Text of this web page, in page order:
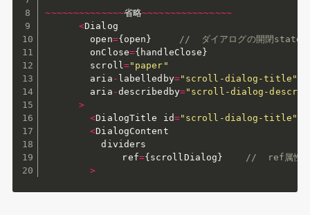
~~~~~~~~~~~~~~省略~~~~~~~~~~~~~~~~
<Dialog
        open
={open}
//  ダイアログの開閉state
        onClose
={ handleClose}
        scroll
="paper"
        aria
- labelledby="scroll-dialog-title"
        aria
-describedby="scroll-dialog-
>
<DialogTitle id="scroll-dialog-title"
<DialogContent
          dividers
ref={scrollDialog}
//  ref属性に
>